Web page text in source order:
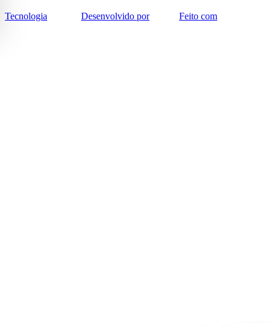
Tecnologia Desenvolvido por Feito com